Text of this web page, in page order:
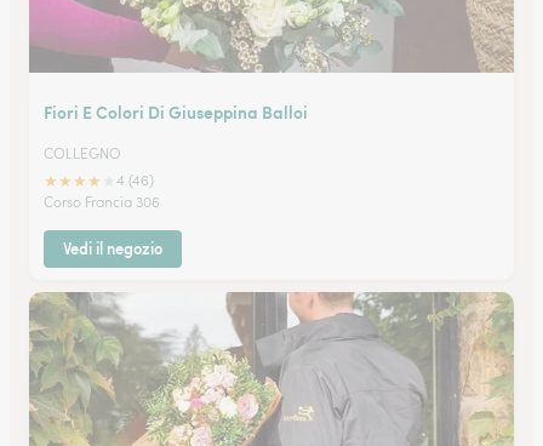
Fiori E Colori Di Giuseppina Balloi
COLLEGNO
★★★★
4 (46)
Corso Francia 306
Vedi il negozio